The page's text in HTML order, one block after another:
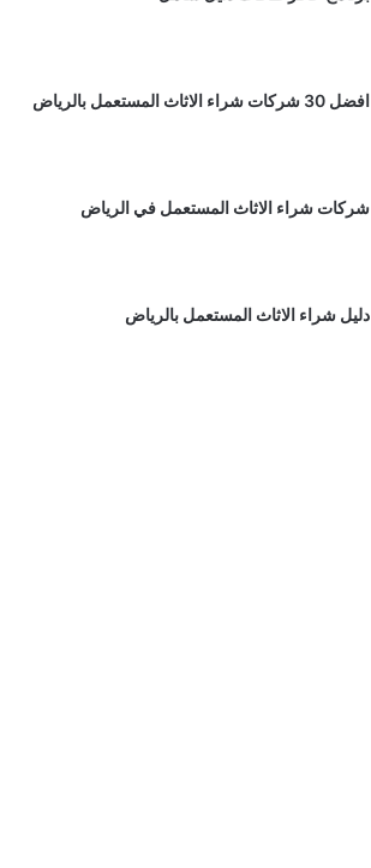
افضل 30 شركات شراء الاثاث المستعمل بالرياض
شركات شراء الاثاث المستعمل في الرياض
دليل شراء الاثاث المستعمل بالرياض